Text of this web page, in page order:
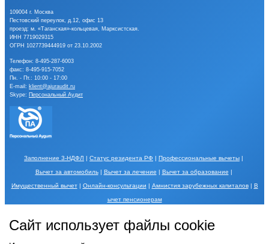
109004 г. Москва
Пестовский переулок, д.12, офис 13
проезд: м. «Таганская»-кольцевая, Марксистская.
ИНН 7719029315
ОГРН 1027739444919 от 23.10.2002
Телефон: 8-495-287-6003
факс: 8-495-915-7052
Пн. - Пт.: 10:00 - 17:00
E-mail: klient@ajuraudit.ru
Skype: Персональный Аудит
Заполнение 3-НДФЛ | Статус резидента РФ | Профессиональные вычеты |
Вычет за автомобиль| Вычет за лечение | Вычет за образование |
Имущественный вычет| Онлайн-консультации | Амнистия зарубежных капиталов| В
ычет пенсионерам
Порядок обработки Ваших персональных данных и меры по их защите описаны в
разделе
Обработка персональных данных Использование Сайта, в том числе
использование форм обратной связи, записи на косультацию, вопросов, отзывов и
Сайт использует файлы cookie